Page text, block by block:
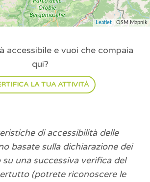
Leaflet | OSM Mapnik
accessibile e vuoi che compaia
qui?
LA TUA ATTIVITÀ
di accessibilità delle
basate sulla dichiarazione dei
una successiva verifica del
(potrete riconoscere le